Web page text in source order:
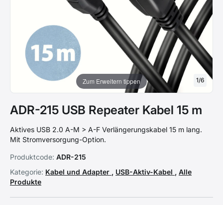
Zum Erweitern tippen 1/6
ADR-215 USB Repeater Kabel 15 m
Aktives USB 2.0 A-M > A-F Verlängerungskabel 15 m lang.
Mit Stromversorgung-Option.
Produktcode: ADR-215
Kategorie: Kabel und Adapter , USB-Aktiv-Kabel , Alle
Produkte